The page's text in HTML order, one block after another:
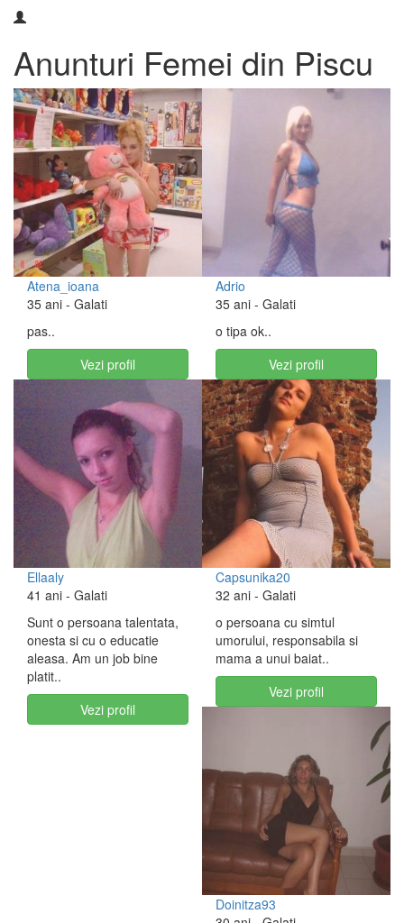
Anunturi Femei din Piscu
Atena_ioana
35 ani - Galati
pas..
Vezi profil
Adrio
35 ani - Galati
o tipa ok..
Vezi profil
Ellaaly
41 ani - Galati
Sunt o persoana talentata,
onesta si cu o educatie
aleasa. Am un job bine
platit..
Vezi profil
Capsunika20
32 ani - Galati
o persoana cu simtul
umorului, responsabila si
mama a unui baiat..
Vezi profil
Doinitza93